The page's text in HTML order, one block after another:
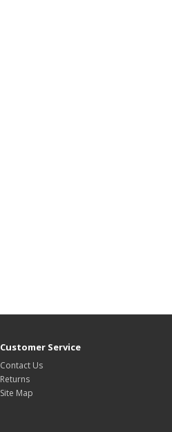
Customer Service
Contact Us
Returns
Site Map